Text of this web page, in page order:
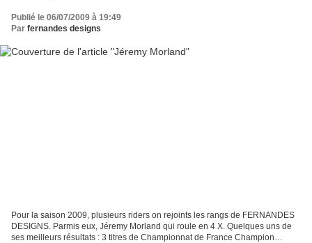
Publié le 06/07/2009 à 19:49
Par fernandes designs
Pour la saison 2009, plusieurs riders on rejoints les rangs de FERNANDES
DESIGNS. Parmis eux, Jéremy Morland qui roule en 4 X. Quelques uns de
ses meilleurs résultats : 3 titres de Championnat de France Champion